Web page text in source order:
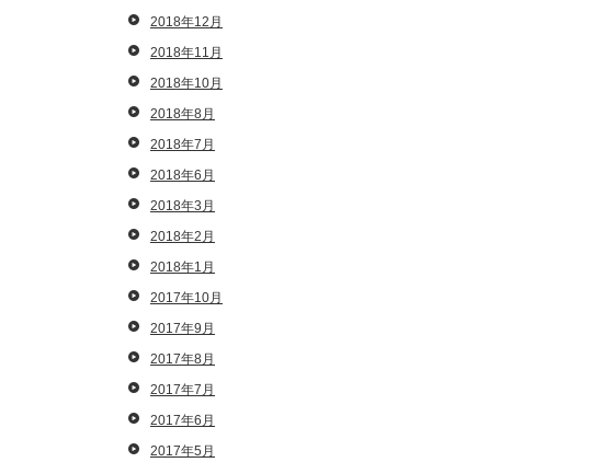
2018年12月
2018年11月
2018年10月
2018年8月
2018年7月
2018年6月
2018年3月
2018年2月
2018年1月
2017年10月
2017年9月
2017年8月
2017年7月
2017年6月
2017年5月